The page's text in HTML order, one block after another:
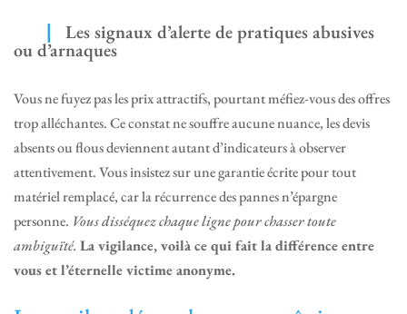
Les signaux d’alerte de pratiques abusives
ou d’arnaques
Vous ne fuyez pas les prix attractifs, pourtant méfiez-vous des offres
trop alléchantes. Ce constat ne souffre aucune nuance, les devis
absents ou flous deviennent autant d’indicateurs à observer
attentivement. Vous insistez sur une garantie écrite pour tout
matériel remplacé, car la récurrence des pannes n’épargne
personne. Vous disséquez chaque ligne pour chasser toute
ambiguïté. La vigilance, voilà ce qui fait la différence entre
vous et l’éternelle victime anonyme.